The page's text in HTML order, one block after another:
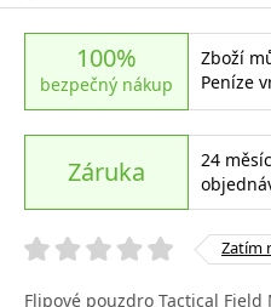
100%
bezpečný nákup
Zboží
Peníze
Záruka
24
Zatím
Flipové pouzdro Tactical Field